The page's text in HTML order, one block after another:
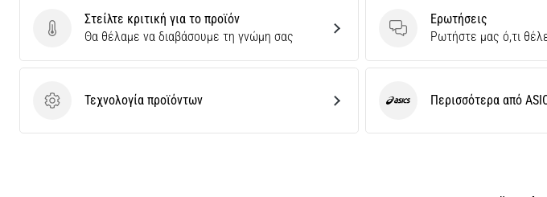
Στείλτε κριτική για το προϊόν
Στείλτε κριτική για το προϊόν
Θα θέλαμε να διαβάσουμε τη γνώμη σας
Ερωτήσεις
Ερωτήσεις
Ρωτήστε μας ό,τι
Τεχνολογία προϊόντων
Τεχνολογία προϊόντων ASICS Περισσότερα από